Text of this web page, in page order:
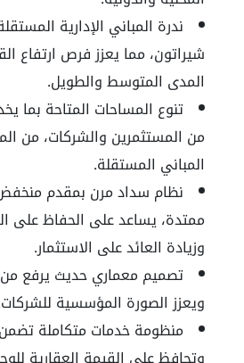
ندرة المباني الإدارية
شيراتون، مما يعزز فرص ارتفاع
المدى المتوسط والطويل.
تنوع المساحات المتاحة بما
من المستثمرين والشركات، من
المباني المستقلة.
نظام سداد مرن بمقدم
ممتدة، يساعد على الحفاظ على
وزيادة العائد على الاستثمار.
تصميم معماري حديث يرفع
ويعزز الصورة المؤسسية
منظومة خدمات متكاملة